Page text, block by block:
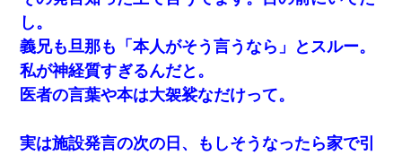
し。
義兄も旦那も「本人がそう言うなら」とスルー。
私が神経質すぎるんだと。
医者の言葉や本は大袈裟なだけって。
実は施設発言の次の日、もしそうなったら家で引